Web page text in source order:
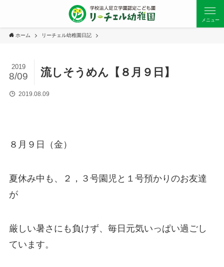
メニュー
ホーム リーチェル幼稚園日記
流しそうめん【８月９日】
2019
8/09
2019.08.09
８月９日（金）
夏休み中も、２，３号園児と１号預かりのお友達
が
厳しい暑さにも負けず、毎日元気いっぱい過ごし
ています。